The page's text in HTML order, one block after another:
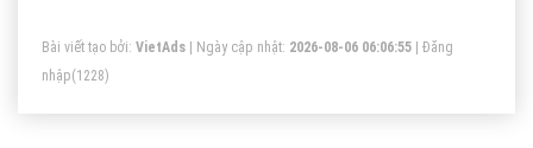
Bài viết tạo bởi: VietAds | Ngày cập nhật: 2026-08-06 06:06:55
Đăng
nhập(1228)